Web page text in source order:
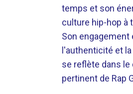
temps et son
culture hip-hop à
Son engagement
l'authenticité et
se reflète dans
pertinent de Rap